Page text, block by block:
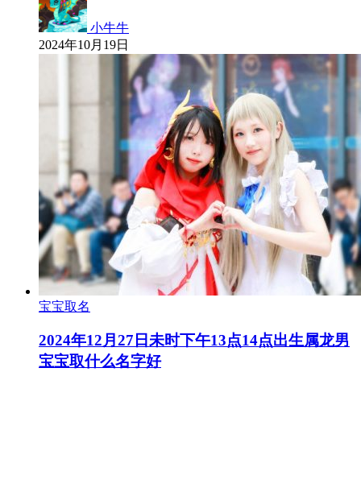
小牛牛
2024年10月19日
宝宝取名
2024年12月27日未时下午13点14点出生属龙男
宝宝取什么名字好